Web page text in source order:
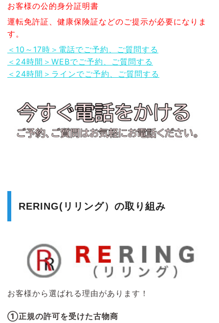
お客様の公的身分証明書
運転免許証、健康保険証などのご提示が必要になりま
す。
＜10～17時＞電話でご予約、ご質問する
＜24時間＞WEBでご予約、ご質問する
＜24時間＞ラインでご予約、ご質問する
RERING(リリング）の取り組み
お客様から選ばれる理由があります！
①正規の許可を受けた古物商